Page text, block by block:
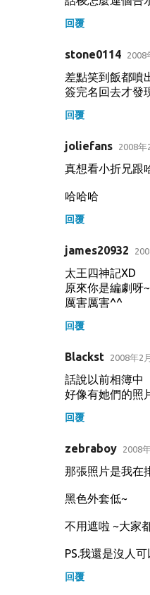
回覆
stone0114 2008
差點笑到飯都噴
簽完名回去才發
回覆
joliefans 2008年
真想看小折兄跟
哈哈哈
回覆
james20932
太王四神記XD
原來你是編劇呀
厲害厲害^^
回覆
Blackst 2008年2
話說以前相簿中
好像有她們的照
回覆
zebraboy 2008
那張照片是我在
黑色外套低~
不用遮啦 ~大家
PS.我還是沒人
回覆